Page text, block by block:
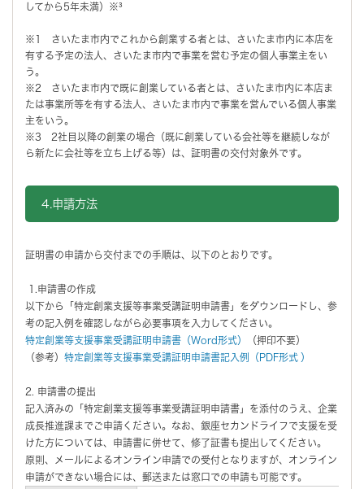
してから5年未満）※³
※1 さいたま市内でこれから創業する者とは、さいたま市内に本店を
有する予定の法人、さいたま市内で事業を営む予定の個人事業主をい
う。
※2 さいたま市内で既に創業している者とは、さいたま市内に本店ま
たは事業所等を有する法人、さいたま市内で事業を営んでいる個人事業
主をいう。
※3 2社目以降の創業の場合（既に創業している会社等を継続しなが
ら新たに会社等を立ち上げる等）は、証明書の交付対象外です。
4.申請方法
証明書の申請から交付までの手順は、以下のとおりです。
1.申請書の作成
以下から「特定創業支援等事業受講証明申請書」をダウンロードし、参
考の記入例を確認しながら必要事項を入力してください。
特定創業等支援事業受講証明申請書（Word形式）
（押印不要）
（参考） 特定創業等支援事業受講証明申請書記入例（PDF形式 ）
2. 申請書の提出
記入済みの「特定創業支援等事業受講証明申請書」を添付のうえ、企業
成長推進課までご申請ください。なお、銀座セカンドライフで支援を受
けた方については、申請書に併せて、修了証書も提出してください。
原則、メールによるオンライン申請での受付となりますが、オンライン
申請ができない場合には、郵送または窓口での申請も可能です。